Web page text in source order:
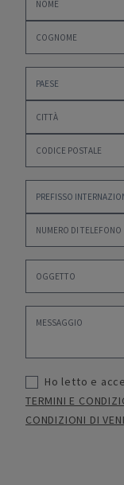
Ho letto e
TERMINI E
CONDIZIONI DI